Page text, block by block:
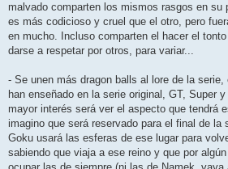
malvado comparten los mismos rasgos en su
es más codicioso y cruel que el otro, pero
en mucho. Incluso comparten el hacer el
darse a respetar por otros, para variar...
- Se unen más dragon balls al lore de la serie,
han enseñado en la serie original, GT, Super
mayor interés será ver el aspecto que tendrá
imagino que será reservado para el final de la
Goku usará las esferas de ese lugar para
sabiendo que viaja a ese reino y que por